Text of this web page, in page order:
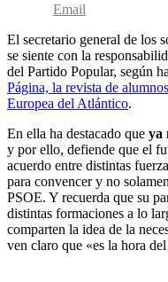
Email
El secretario general de los
se siente con la
del Partido Popular, según
Página, la revista de
Europea del Atlántico.
En ella ha destacado que ya
y por ello, defiende que el
acuerdo entre distintas
para convencer y no
PSOE. Y recuerda que su
distintas formaciones a lo
comparten la idea de la
ven claro que «es la hora